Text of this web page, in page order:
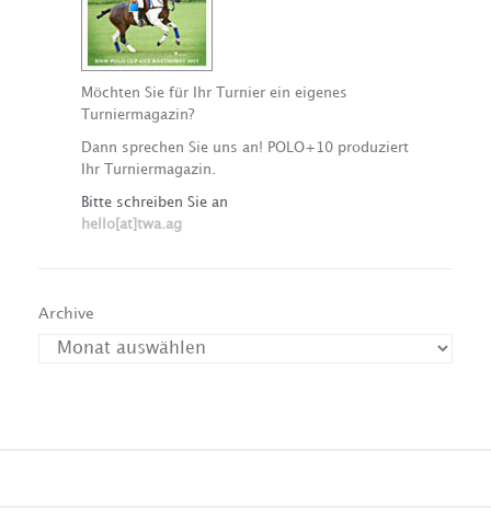
Möchten Sie für Ihr Turnier ein eigenes
Turniermagazin?
Dann sprechen Sie uns an! POLO+10 produziert
Ihr Turniermagazin.
Bitte schreiben Sie an
hello[at]twa.ag
Archive